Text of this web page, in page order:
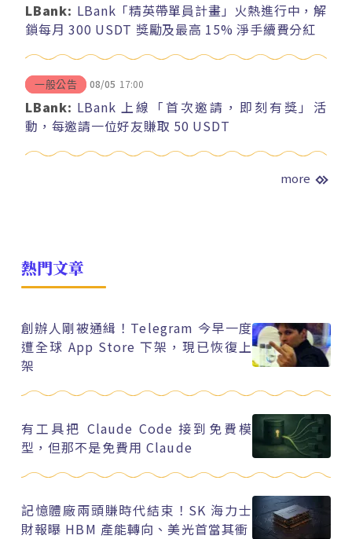
LBank: LBank「精英帶單員計畫」火熱進行中，解
鎖每月 300 USDT 獎勵及最高 15% 淨手續費分紅
一般公告 08/05 17:00
LBank: LBank 上線「首次邀請，即刻有獎」活
動，每邀請一位好友賺取 50 USDT
more
熱門文章
創辦人剛被通緝！Telegram 今早一度
遭全球 App Store 下架，現已恢復上
架
有工具把 Claude Code 接到免費模
型，但那不是免費用 Claude
記憶體廠兩頭賺時代結束！SK 海力士
財報曝 HBM 產能轉向、美光首當其衝